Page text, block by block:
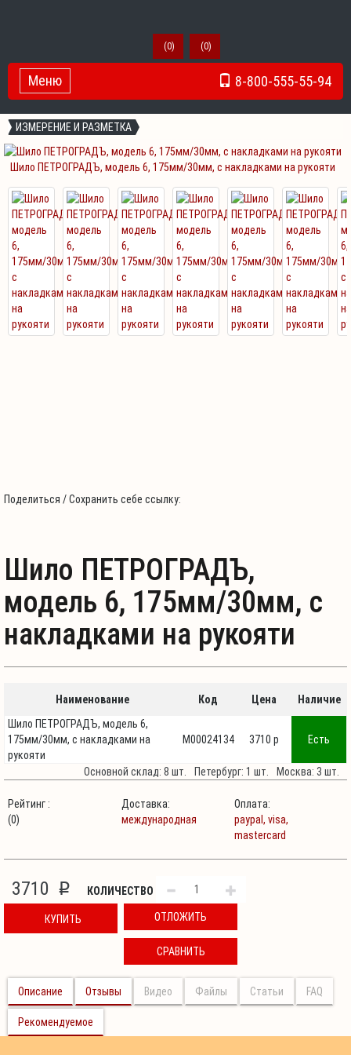
(0) (0)
8-800-555-55-94
Toggle Navigation
Меню
ИЗМЕРЕНИЕ И РАЗМЕТКА
Шило ПЕТРОГРАДЪ, модель 6, 175мм/30мм, с накладками на рукояти
Поделиться / Сохранить себе ссылку:
Шило ПЕТРОГРАДЪ,
модель 6, 175мм/30мм, с
накладками на рукояти
Наименование Код Цена
Наличие
Шило ПЕТРОГРАДЪ, модель 6,
175мм/30мм, с накладками на
рукояти
М00024134 3710 p Есть
Основной склад: 8 шт. Петербург: 1 шт. Москва: 3 шт.
Рейтинг :
(0)
Доставка:
международная
Оплата:
paypal, visa,
mastercard
3710 p КОЛИЧЕСТВО
КУПИТЬ ОТЛОЖИТЬ
СРАВНИТЬ
Описание Отзывы Видео Файлы Статьи FAQ
Рекомендуемое